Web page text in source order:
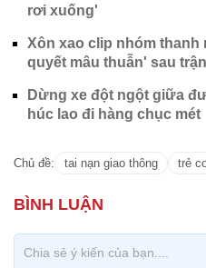
rơi xuống'
Xôn xao clip nhóm
quyết mâu thuẫn' sau
Dừng xe đột ngột giữa
húc lao đi hàng chục mét
Chủ đề: tai nạn giao thông trẻ